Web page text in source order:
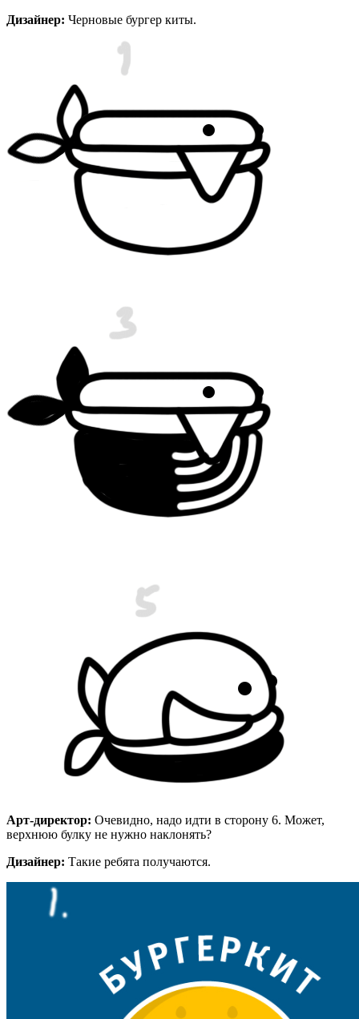
Дизайнер: Черновые бургер киты.
Арт-директор: Очевидно, надо идти в сторону 6. Может,
верхнюю булку не нужно наклонять?
Дизайнер: Такие ребята получаются.